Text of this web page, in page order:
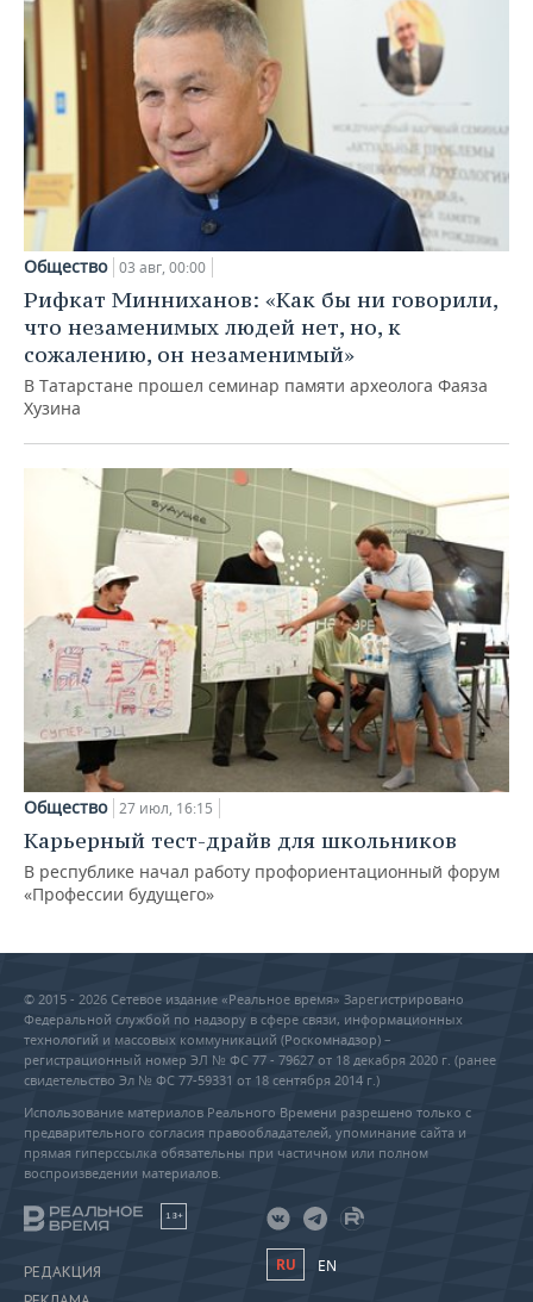
Общество 03 авг, 00:00
Рифкат Минниханов: «Как бы ни говорили,
что незаменимых людей нет, но, к
сожалению, он незаменимый»
В Татарстане прошел семинар памяти археолога Фаяза
Хузина
Общество 27 июл, 16:15
Карьерный тест-драйв для школьников
В республике начал работу профориентационный форум
«Профессии будущего»
© 2015 - 2026 Сетевое издание «Реальное время» Зарегистрировано
Федеральной службой по надзору в сфере связи, информационных
технологий и массовых коммуникаций (Роскомнадзор) –
регистрационный номер ЭЛ № ФС 77 - 79627 от 18 декабря 2020 г. (ранее
свидетельство Эл № ФС 77-59331 от 18 сентября 2014 г.)
Использование материалов Реального Времени разрешено только с
предварительного согласия правообладателей, упоминание сайта и
прямая гиперссылка обязательны при частичном или полном
воспроизведении материалов.
18+
РЕДАКЦИЯ
RU EN